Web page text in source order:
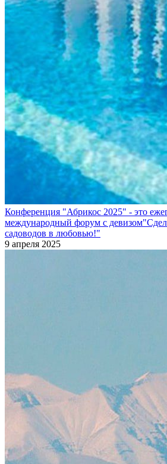
Конференция "Абрикос 2025" - это
международный форум с
садоводов в любовью!"
9 апреля 2025